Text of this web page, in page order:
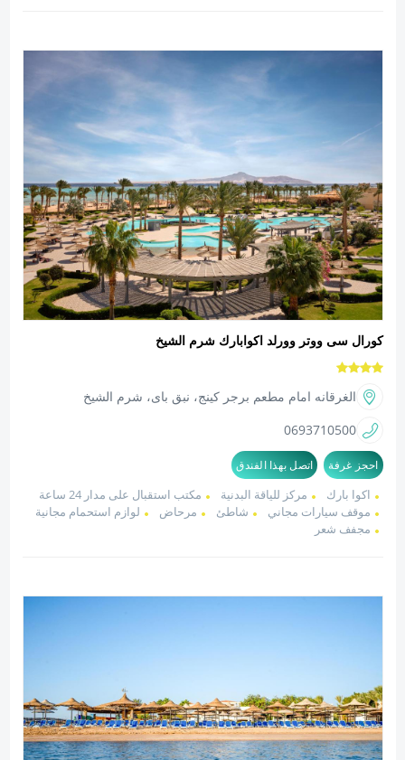
كورال سى ووتر وورلد اكوابارك شرم الشيخ
الغرقانه امام مطعم برجر كينج، نبق باى، شرم الشيخ
0693710500
احجز غرفة اتصل بهذا الفندق
اكوا بارك مركز للياقة البدنية
مكتب استقبال على مدار 24 ساعة
موقف سيارات مجاني
شاطئ مرحاض
لوازم استحمام مجانية
مجفف شعر